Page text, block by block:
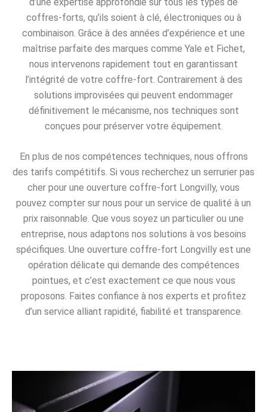
coffres-forts, qu’ils soient à clé, électroniques ou à
combinaison. Grâce à des années d’expérience et une
maîtrise parfaite des marques comme Yale et Fichet,
nous intervenons rapidement tout en garantissant
l’intégrité de votre coffre-fort. Contrairement à des
solutions improvisées qui peuvent endommager
définitivement le mécanisme, nos techniques sont
conçues pour préserver votre équipement.
En plus de nos compétences techniques, nous offrons
des tarifs compétitifs. Si vous recherchez un serrurier pas
cher pour une ouverture coffre-fort Longvilly, vous
pouvez compter sur nous pour un service de qualité à un
prix raisonnable. Que vous soyez un particulier ou une
entreprise, nous adaptons nos solutions à vos besoins
spécifiques. Une ouverture coffre-fort Longvilly est une
opération délicate qui demande des compétences
pointues, et c’est exactement ce que nous vous
proposons. Faites confiance à nos experts et profitez
d’un service alliant rapidité, fiabilité et transparence.